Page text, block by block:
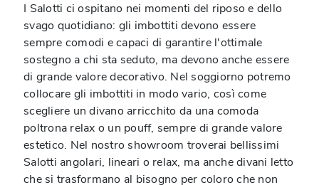
I Salotti ci ospitano nei momenti del riposo e dello
svago quotidiano: gli imbottiti devono essere
sempre comodi e capaci di garantire l'ottimale
sostegno a chi sta seduto, ma devono anche essere
di grande valore decorativo. Nel soggiorno potremo
collocare gli imbottiti in modo vario, così come
scegliere un divano arricchito da una comoda
poltrona relax o un pouff, sempre di grande valore
estetico. Nel nostro showroom troverai bellissimi
Salotti angolari, lineari o relax, ma anche divani letto
che si trasformano al bisogno per coloro che non